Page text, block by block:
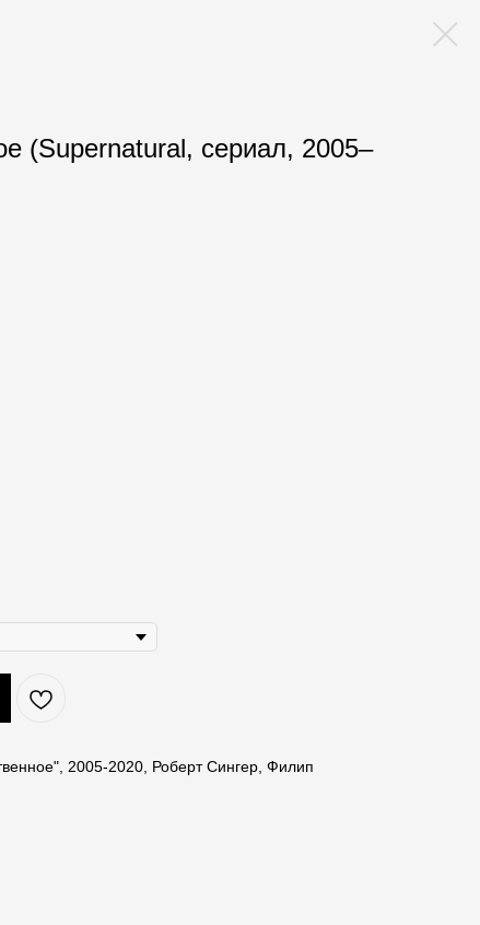
(Supernatural, сериал, 2005–
2005-2020, Роберт Сингер, Филип